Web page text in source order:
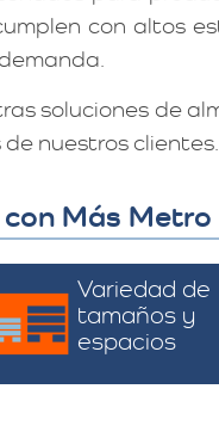
con altos
soluciones de
nuestros clientes.
Más Metro
Variedad de
tamaños y
espacios